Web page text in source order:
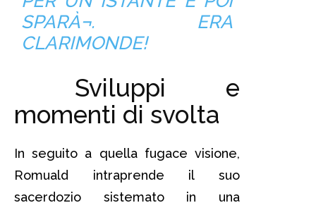
SPARÀ¬. ERA
CLARIMONDE!
Sviluppi e
momenti di svolta
In seguito a quella fugace visione,
Romuald intraprende il suo
sacerdozio sistemato in una